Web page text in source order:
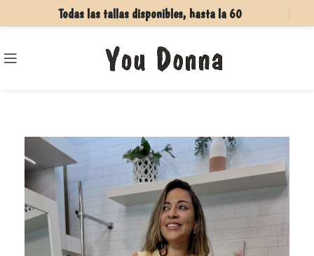
Todas las tallas disponibles, hasta la 60